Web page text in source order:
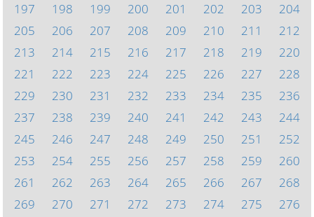
197
198 199 200 201 202 203
204
205
206 207 208 209 210 211
212
213
214 215 216 217 218 219
220
221
222 223 224 225 226 227
228
229
230 231 232 233 234 235
236
237
238 239 240 241 242 243
244
245
246 247 248 249 250 251
252
253
254 255 256 257 258 259
260
261
262 263 264 265 266 267
268
269
270 271 272 273 274 275
276